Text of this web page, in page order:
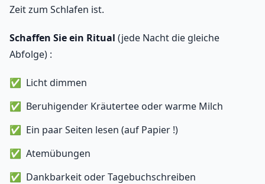
Zeit zum Schlafen ist.
Schaffen Sie ein Ritual (jede Nacht die gleiche
Abfolge) :
Licht dimmen
Beruhigender Kräutertee oder warme Milch
Ein paar Seiten lesen (auf Papier !)
Atemübungen
Dankbarkeit oder Tagebuchschreiben